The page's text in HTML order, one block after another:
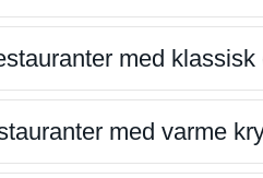
med klassisk
med varme